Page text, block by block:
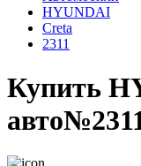
HYUNDAI
Creta
2311
Купить